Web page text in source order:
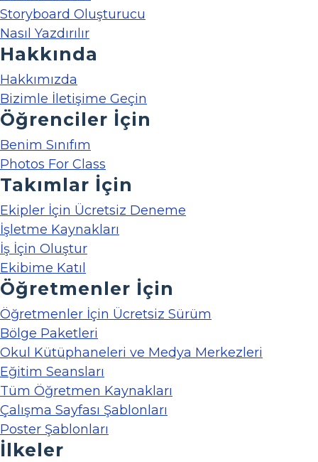
Storyboard Oluşturucu
Nasıl Yazdırılır
Hakkında
Hakkımızda
Bizimle İletişime Geçin
Öğrenciler İçin
Benim Sınıfım
Photos For Class
Takımlar İçin
Ekipler İçin Ücretsiz Deneme
İşletme Kaynakları
İş İçin Oluştur
Ekibime Katıl
Öğretmenler İçin
Öğretmenler İçin Ücretsiz Sürüm
Bölge Paketleri
Okul Kütüphaneleri ve Medya Merkezleri
Eğitim Seansları
Tüm Öğretmen Kaynakları
Çalışma Sayfası Şablonları
Poster Şablonları
İlkeler